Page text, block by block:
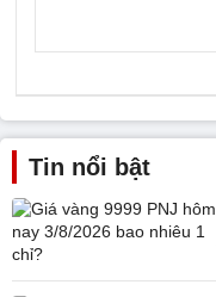
Tin nổi bật